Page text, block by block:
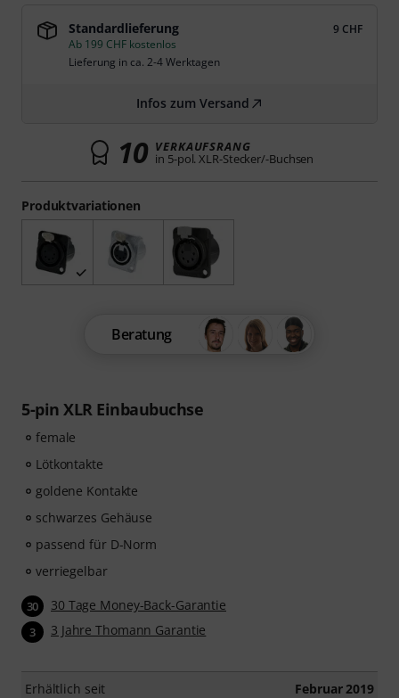
5-pin XLR Einbaubuchse
female
Lötkontakte
goldene Kontakte
schwarzes Gehäuse
passend für D-Norm
verriegelbar
30 30 Tage Money-Back-Garantie
3 3 Jahre Thomann Garantie
Erhältlich seit Februar 2019
Produktvariationen
Standardlieferung
9 CHF
Ab 199 CHF kostenlos
Lieferung in ca. 2-4 Werktagen
Infos zum Versand
10 VERKAUFSRANG
in 5-pol. XLR-Stecker/-Buchsen
Beratung